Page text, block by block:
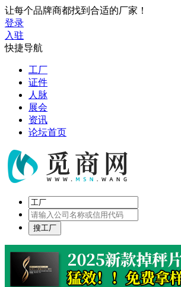
让每个品牌商都找到合适的厂家！
登录
入驻
快捷导航
工厂
证件
人脉
展会
资讯
论坛首页